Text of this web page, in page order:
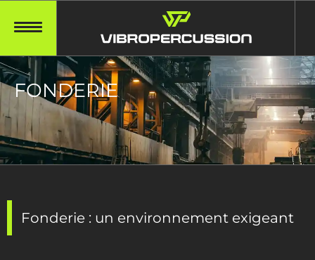
FONDERIE
Fonderie : un environnement exigeant